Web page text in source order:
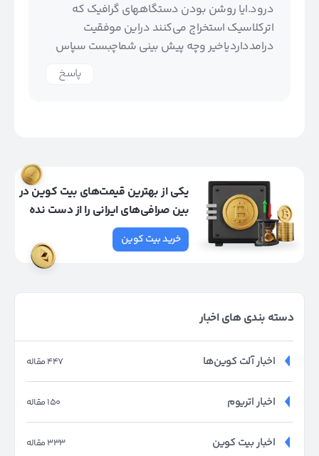
درود.ایا روشن بودن دستگاههای گرافیک که
اترکلاسیک استخراج می‌کنند دراین موفقیت
درامدداردیاخیر وچه پیش بینی شماچبست سپاس
پاسخ
یکی از بهترین قیمت‌های بیت کوین در
بین صرافی‌های ایرانی را از دست نده
خرید بیت کوین
دسته بندی های اخبار
447 مقاله اخبار آلت کوین‌ها
150 مقاله اخبار اتریوم
333 مقاله اخبار بیت کوین